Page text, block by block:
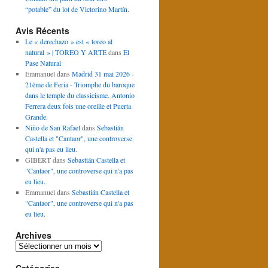
“potable” du lot de Victorino Martín.
Avis Récents
Le « derechazo » est « toreo al
natural » | TOREO Y ARTEdans El
Pase Natural
Emmanueldans Madrid 31 mai 2026 -
21ème de Feria - Triomphe du baroque
dans le temple du classicisme. Antonio
Ferrera deux fois une oreille et Puerta
Grande.
Niño de San Rafaeldans Sebastián
Castella et "Cantaor", une controverse
qui n'a pas eu lieu.
GIBERTdans Sebastián Castella et
"Cantaor", une controverse qui n'a pas
eu lieu.
Emmanueldans Sebastián Castella et
"Cantaor", une controverse qui n'a pas
eu lieu.
Archives
Archives